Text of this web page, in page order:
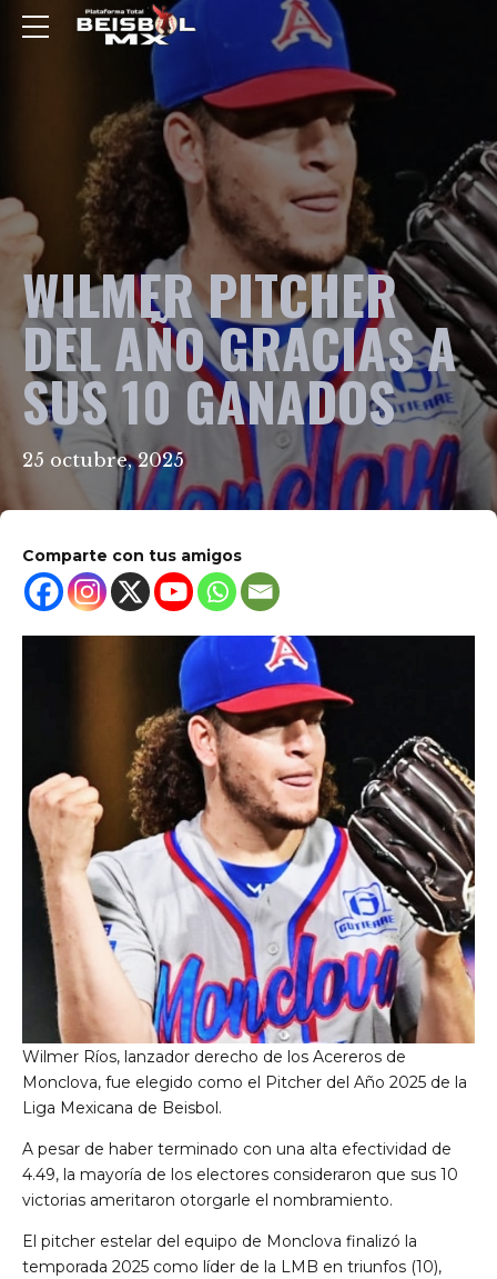
WILMER PITCHER
DEL AÑO GRACIAS A
SUS 10 GANADOS
25 octubre, 2025
Comparte con tus amigos
Wilmer Ríos, lanzador derecho de los Acereros de
Monclova, fue elegido como el Pitcher del Año 2025 de la
Liga Mexicana de Beisbol.
A pesar de haber terminado con una alta efectividad de
4.49, la mayoría de los electores consideraron que sus 10
victorias ameritaron otorgarle el nombramiento.
El pitcher estelar del equipo de Monclova finalizó la
temporada 2025 como líder de la LMB en triunfos (10),